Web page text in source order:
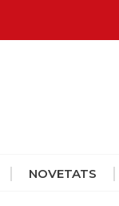
NOVETATS